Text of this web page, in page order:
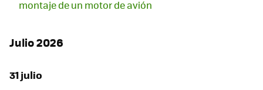
montaje de un motor de avión
Julio 2026
31 julio